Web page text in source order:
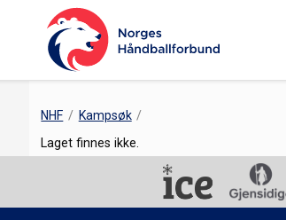
NHF Kampsøk
Laget finnes ikke.